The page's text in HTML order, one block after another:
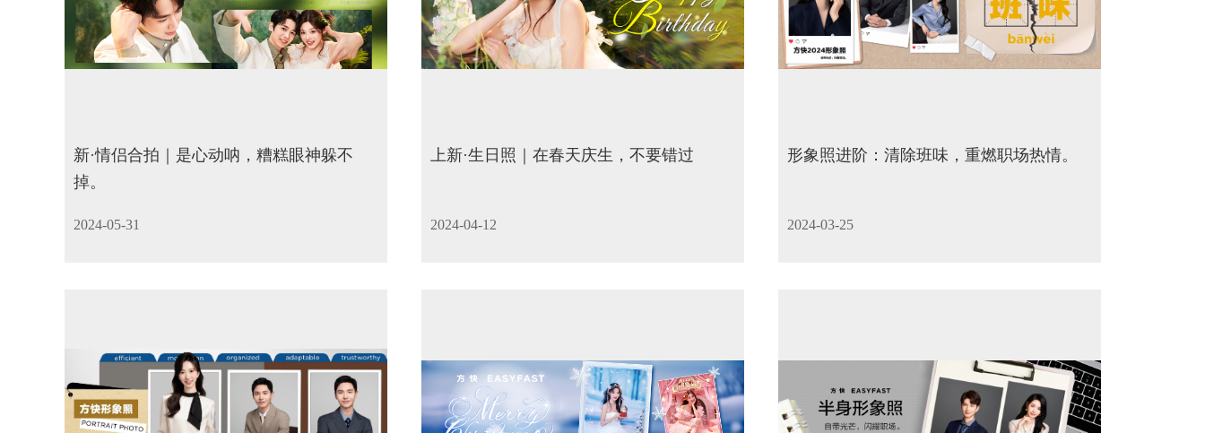
新·情侣合拍｜是心动呐，糟糕眼神躲不
掉。
2024-05-31
上新·生日照｜在春天庆生，不要错过
2024-04-12
形象照进阶：清除班味，重燃职场热情。
2024-03-25